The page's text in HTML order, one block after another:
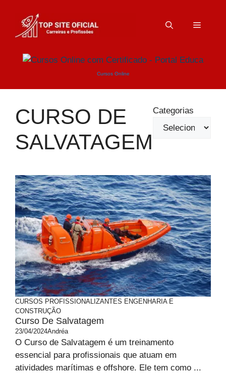
Menu
Cursos Online
CURSO DE
SALVATAGEM
Categorias
CURSOS PROFISSIONALIZANTES ENGENHARIA E
CONSTRUÇÃO
Curso De Salvatagem
23/04/2024Andréa
O Curso de Salvatagem é um treinamento
essencial para profissionais que atuam em
atividades marítimas e offshore. Ele tem como ...